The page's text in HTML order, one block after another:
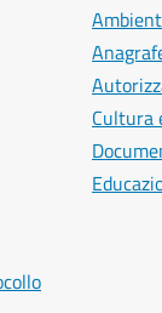
Cultura